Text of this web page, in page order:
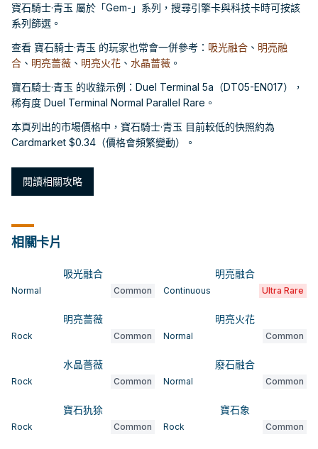
寶石騎士·青玉 屬於「Gem-」系列，搜尋引擎卡與科技卡時可按該
系列篩選。
查看 寶石騎士·青玉 的玩家也常會一併參考： 吸光融合 、 明亮融
合 、 明亮薔薇 、 明亮火花 、 水晶薔薇 。
寶石騎士·青玉 的收錄示例：Duel Terminal 5a（DT05-EN017），
稀有度 Duel Terminal Normal Parallel Rare。
本頁列出的市場價格中，寶石騎士·青玉 目前較低的快照約為
Cardmarket $0.34（價格會頻繁變動）。
閱讀相關攻略
相關卡片
吸光融合
Normal Common
明亮融合
Continuous Ultra Rare
明亮薔薇
Rock Common
明亮火花
Normal Common
水晶薔薇
Rock Common
廢石融合
Normal Common
寶石犰狳
Rock Common
寶石象
Rock Common